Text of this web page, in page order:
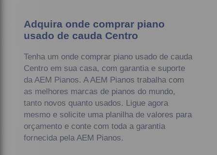
Adquira onde comprar piano
usado de cauda Centro
Tenha um onde comprar piano usado de cauda
Centro em sua casa, com garantia e suporte
da AEM Pianos. A AEM Pianos trabalha com
as melhores marcas de pianos do mundo,
tanto novos quanto usados. Ligue agora
mesmo e solicite uma planilha de valores para
orçamento e conte com toda a garantia
fornecida pela AEM Pianos.